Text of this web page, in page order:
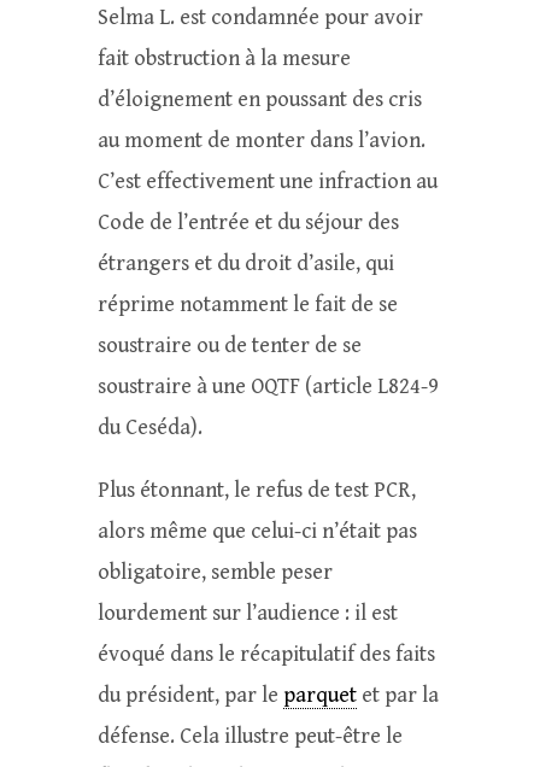
Selma L. est condamnée pour avoir
fait obstruction à la mesure
d’éloignement en poussant des cris
au moment de monter dans l’avion.
C’est effectivement une infraction au
Code de l’entrée et du séjour des
étrangers et du droit d’asile, qui
réprime notamment le fait de se
soustraire ou de tenter de se
soustraire à une OQTF (article L824-9
du Ceséda).
Plus étonnant, le refus de test PCR,
alors même que celui-ci n’était pas
obligatoire, semble peser
lourdement sur l’audience : il est
évoqué dans le récapitulatif des faits
du président, par le parquetet par la
défense. Cela illustre peut-être le